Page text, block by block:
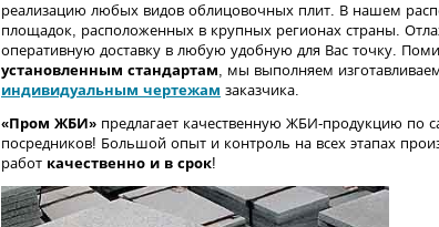
реализацию любых видов облицовочных плит. В нашем
площадок, расположенных в крупных регионах страны.
оперативную доставку в любую удобную для Вас точку.
установленным стандартам, мы выполняем
индивидуальным чертежам заказчика.
«Пром ЖБИ» предлагает качественную ЖБИ-продукцию по
посредников! Большой опыт и контроль на всех этапах
работ качественно и в срок!